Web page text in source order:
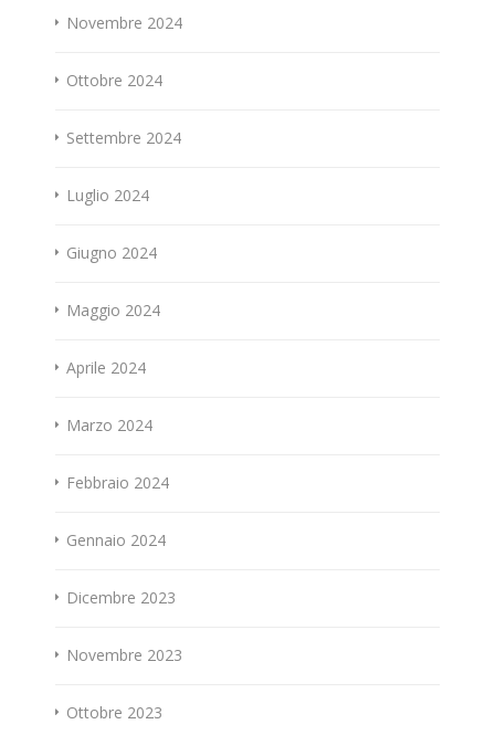
Novembre 2024
Ottobre 2024
Settembre 2024
Luglio 2024
Giugno 2024
Maggio 2024
Aprile 2024
Marzo 2024
Febbraio 2024
Gennaio 2024
Dicembre 2023
Novembre 2023
Ottobre 2023